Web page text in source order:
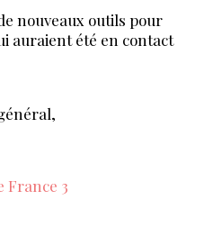
nouveaux outils pour
auraient été en contact
France 3